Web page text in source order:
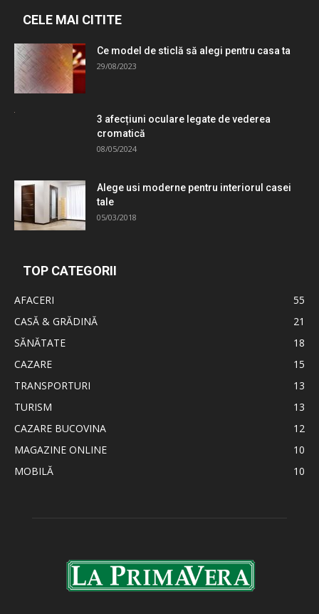
CELE MAI CITITE
Ce model de sticlă să alegi pentru casa ta
29/08/2023
3 afecțiuni oculare legate de vederea
cromatică
08/05/2024
Alege usi moderne pentru interiorul casei
tale
05/03/2018
TOP CATEGORII
AFACERI
55
CASĂ & GRĂDINĂ
21
SĂNĂTATE
18
CAZARE
15
TRANSPORTURI
13
TURISM
13
CAZARE BUCOVINA
12
MAGAZINE ONLINE
10
MOBILĂ
10